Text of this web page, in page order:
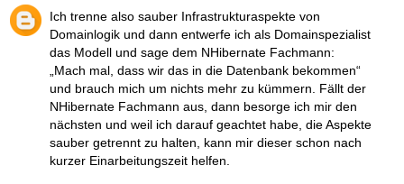
Ich trenne also sauber Infrastrukturaspekte von
Domainlogik und dann entwerfe ich als Domainspezialist
das Modell und sage dem NHibernate Fachmann:
„Mach mal, dass wir das in die Datenbank bekommen“
und brauch mich um nichts mehr zu kümmern. Fällt der
NHibernate Fachmann aus, dann besorge ich mir den
nächsten und weil ich darauf geachtet habe, die Aspekte
sauber getrennt zu halten, kann mir dieser schon nach
kurzer Einarbeitungszeit helfen.